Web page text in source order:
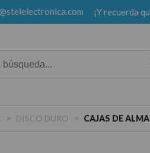
¡Y recuerda
> DISCO DURO > CAJAS DE